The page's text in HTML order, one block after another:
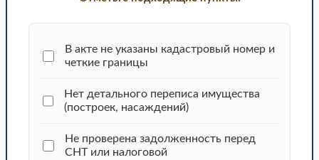
В акте не указаны кадастровый номер и
четкие границы
Нет детального переписа имущества
(построек, насаждений)
Не проверена задолженность перед
СНТ или налоговой